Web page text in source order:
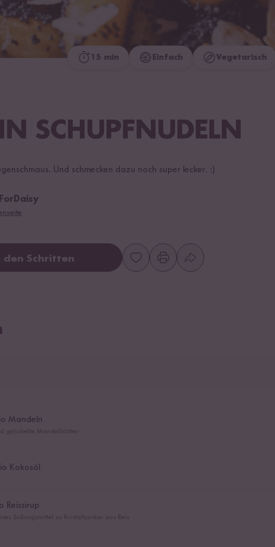
15 min Einfach Vegetarisch
SCHUPFNUDELN
Und schmecken dazu noch super lecker. :)
den Schritten
Mandeln
Kokosöl
Reissirup